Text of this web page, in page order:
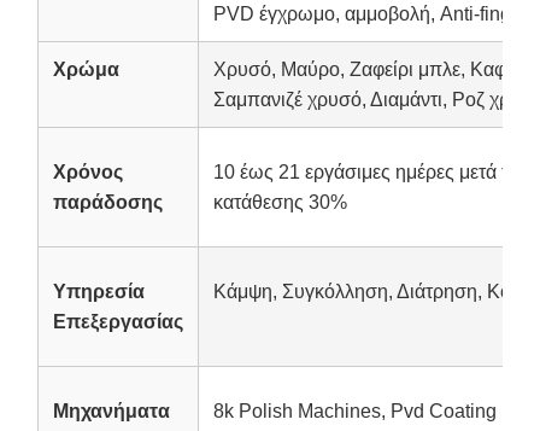
PVD έγχρωμο, αμμοβολή, Anti-
Χρώμα
Χρυσό, Μαύρο, Ζαφείρι μπλε, Καφέ,
Σαμπανιζέ χρυσό, Διαμάντι, Ροζ
Χρόνος
παράδοσης
10 έως 21 εργάσιμες ημέρες μετά
κατάθεσης 30%
Υπηρεσία
Επεξεργασίας
Κάμψη, Συγκόλληση, Διάτρηση, Κοπή
Μηχανήματα 8k Polish Machines, Pvd Coating